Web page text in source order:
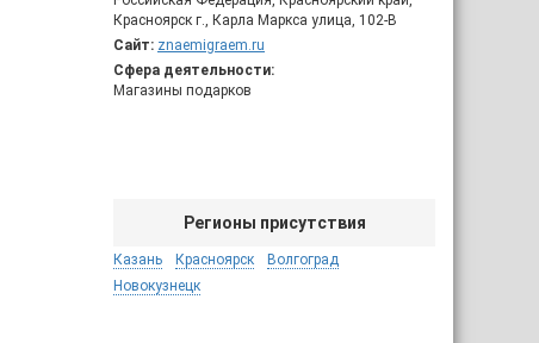
Красноярск г., Карла Маркса улица, 102-В
Сайт: znaemigraem.ru
Сфера деятельности:
Магазины подарков
Регионы присутствия
Казань Красноярск
Волгоград
Новокузнецк